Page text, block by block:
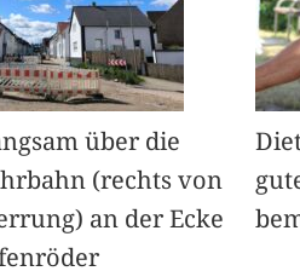
über die
(rechts von
an der Ecke